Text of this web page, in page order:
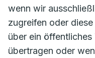
wenn wir
zugreifen oder
über ein
übertragen oder